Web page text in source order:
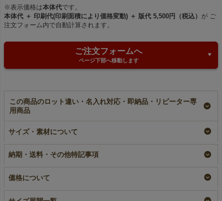
※表示価格は本体代です。
本体代 ＋ 印刷代(印刷面積により価格変動) ＋ 版代 5,500円（税込） が ご
注文フォーム内で自動計算されます。
ご注文フォームへ
ページ下部へ移動します
この商品のロット違い・名入れ対応・即納品・リピーター専
用商品
ラミ不織布バッグ 角
底 小サイズ｜100枚
¥ 13,090 税込 〜
【小ロット】ラミ不織
¥2,255
【名入れ大ロット】ラ
ミ不織布バッグ 角
入（1000枚以上専
サイズ・素材について
納期・送料・その他特記事項
価格について